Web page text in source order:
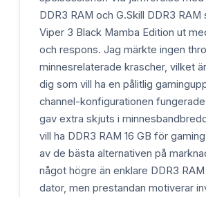
DDR3 RAM och G.Skill DDR3
Viper 3 Black Mamba Edition ut
och respons. Jag märkte ingen
minnesrelaterade krascher, vilket
dig som vill ha en pålitlig
channel-konfigurationen
gav extra skjuts i
vill ha DDR3 RAM 16 GB för
av de bästa alternativen på
något högre än enklare DDR3
dator, men prestandan motiverar